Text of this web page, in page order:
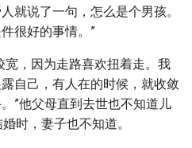
就说了一句，怎么是个男孩。
很好的事情。”
宽，因为走路喜欢扭着走。我
自己，有人在的时候，就收敛
”他父母直到去世也不知道儿
时，妻子也不知道。